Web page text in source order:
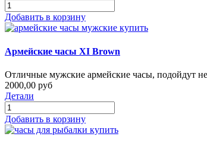
Добавить в корзину
Армейские часы XI Brown
Отличные мужские армейские часы, подойдут не
2000,00 руб
Детали
Добавить в корзину